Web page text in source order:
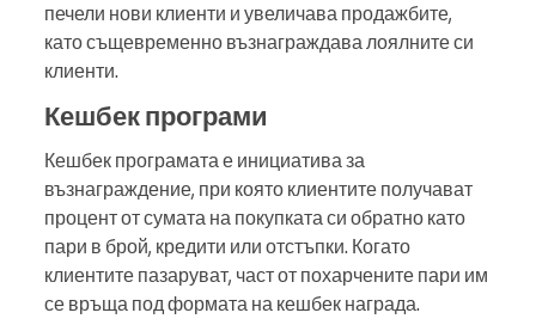
печели нови клиенти и увеличава продажбите,
като същевременно възнаграждава лоялните си
клиенти.
Кешбек програми
Кешбек програмата е инициатива за
възнаграждение, при която клиентите получават
процент от сумата на покупката си обратно като
пари в брой, кредити или отстъпки. Когато
клиентите пазаруват, част от похарчените пари им
се връща под формата на кешбек награда.